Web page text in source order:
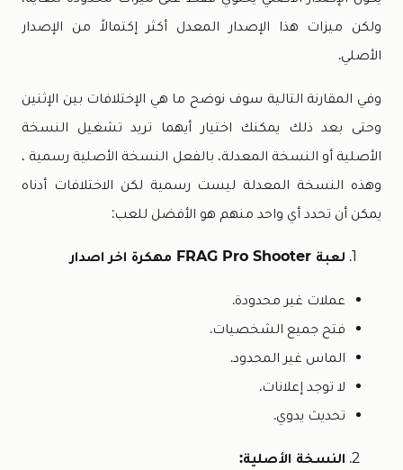
ولكن ميزات هذا الإصدار المعدل أكثر إكتمالاً من الإصدار
الأصلي.
وفي المقارنة التالية سوف نوضح ما هي الإختلافات بين الإثنين
وحتى بعد ذلك يمكنك اختيار أيهما تريد تشغيل النسخة
الأصلية أو النسخة المعدلة، بالفعل النسخة الأصلية رسمية ،
وهذه النسخة المعدلة ليست رسمية لكن الاختلافات أدناه
يمكن أن تحدد أي واحد منهم هو الأفضل للعب:
لعبة FRAG Pro Shooter مهكرة اخر اصدار
عملات غير محدودة.
فتح جميع الشخصيات.
الماس غير المحدود.
لا توجد إعلانات.
تحديث يدوي.
النسخة الأصلية: